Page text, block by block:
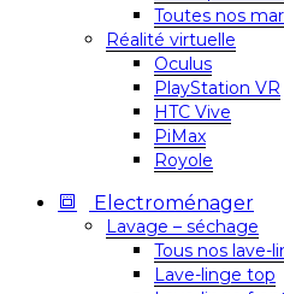
Toutes nos
Réalité virtuelle
Oculus
PlayStation VR
HTC Vive
PiMax
Royole
Electroménager
Lavage – séchage
Tous nos lave-
Lave-linge top